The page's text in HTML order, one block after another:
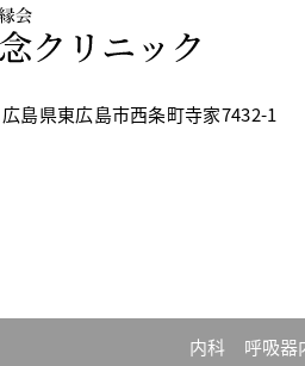
広島県東広島市西条町寺家7432-1
内科 呼吸器